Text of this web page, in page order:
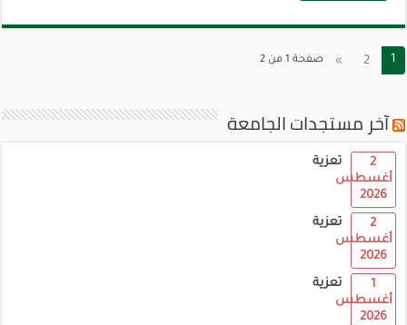
صفحة 1 من 2 1
2
»
آخر مستجدات الجامعة
تعزية
2
أغسطس
2026
تعزية
2
أغسطس
2026
تعزية
1
أغسطس
2026